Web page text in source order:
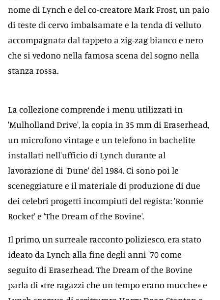
nome di Lynch e del co-creatore Mark Frost, un paio
di teste di cervo imbalsamate e la tenda di velluto
accompagnata dal tappeto a zig-zag bianco e nero
che si vedono nella famosa scena del sogno nella
stanza rossa.
La collezione comprende i menu utilizzati in
'Mulholland Drive', la copia in 35 mm di Eraserhead,
un microfono vintage e un telefono in bachelite
installati nell'ufficio di Lynch durante al
lavorazione di 'Dune' del 1984. Ci sono poi le
sceneggiature e il materiale di produzione di due
dei celebri progetti incompiuti del regista: 'Ronnie
Rocket' e 'The Dream of the Bovine'.
Il primo, un surreale racconto poliziesco, era stato
ideato da Lynch alla fine degli anni '70 come
seguito di Eraserhead. The Dream of the Bovine
parla di «tre ragazzi che un tempo erano mucche» e